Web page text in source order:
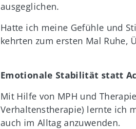
ausgeglichen.
Hatte ich meine Gefühle und
kehrten zum ersten Mal Ruhe,
Emotionale Stabilität statt
Mit Hilfe von MPH und
Verhaltenstherapie) lernte ich
auch im Alltag anzuwenden.